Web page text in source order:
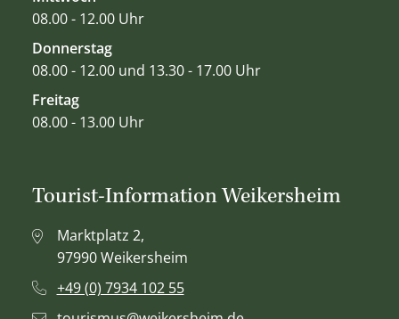
08.00 - 12.00 Uhr
Donnerstag
08.00 - 12.00 und 13.30 - 17.00 Uhr
Freitag
08.00 - 13.00 Uhr
Tourist-Information Weikersheim
Marktplatz 2,
97990 Weikersheim
+49 (0) 7934 102 55